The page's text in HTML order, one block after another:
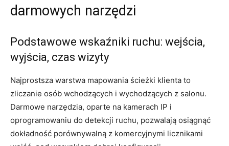
darmowych narzędzi
Podstawowe wskaźniki ruchu: wejścia,
wyjścia, czas wizyty
Najprostsza warstwa mapowania ścieżki klienta to
zliczanie osób wchodzących i wychodzących z salonu.
Darmowe narzędzia, oparte na kamerach IP i
oprogramowaniu do detekcji ruchu, pozwalają osiągnąć
dokładność porównywalną z komercyjnymi licznikami